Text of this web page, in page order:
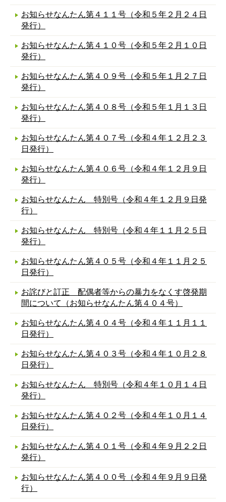
お知らせなんたん第４１１号（令和５年２月２４日
発行）
お知らせなんたん第４１０号（令和５年２月１０日
発行）
お知らせなんたん第４０９号（令和５年１月２７日
発行）
お知らせなんたん第４０８号（令和５年１月１３日
発行）
お知らせなんたん第４０７号（令和４年１２月２３
日発行）
お知らせなんたん第４０６号（令和４年１２月９日
発行）
お知らせなんたん 特別号（令和４年１２月９日発
行）
お知らせなんたん 特別号（令和４年１１月２５日
発行）
お知らせなんたん第４０５号（令和４年１１月２５
日発行）
お詫びと訂正 配偶者等からの暴力をなくす啓発期
間について（お知らせなんたん第４０４号）
お知らせなんたん第４０４号（令和４年１１月１１
日発行）
お知らせなんたん第４０３号（令和４年１０月２８
日発行）
お知らせなんたん 特別号（令和４年１０月１４日
発行）
お知らせなんたん第４０２号（令和４年１０月１４
日発行）
お知らせなんたん第４０１号（令和４年９月２２日
発行）
お知らせなんたん第４００号（令和４年９月９日発
行）